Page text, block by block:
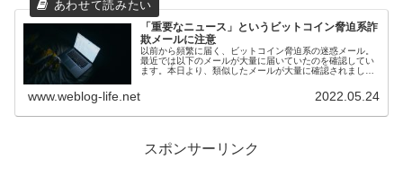
「重要なニュース」というビットコイン脅迫系詐
欺メールに注意
以前から頻繁に届く、ビットコイン脅迫系の迷惑メール。
最近では以下のメールが大量に届いていたのを確認してい
ます。本日より、類似したメールが大量に確認されました
www.weblog-life.net 2022.05.24
スポンサーリンク